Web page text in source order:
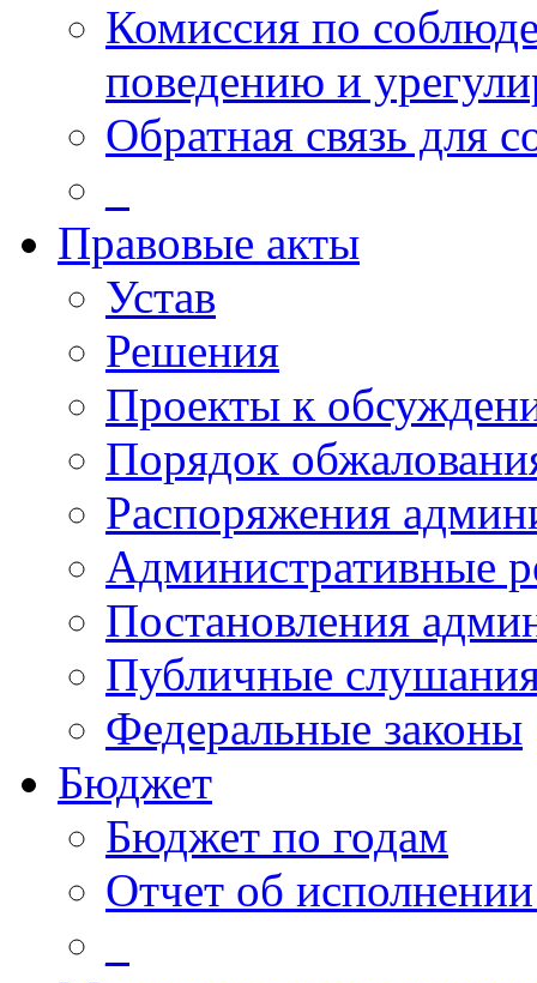
Комиссия по
поведению и
Обратная связь для
Правовые акты
Устав
Решения
Проекты к
Порядок
Распоряжения
Административные
Постановления
Публичные
Федеральные законы
Бюджет
Бюджет по годам
Отчет об